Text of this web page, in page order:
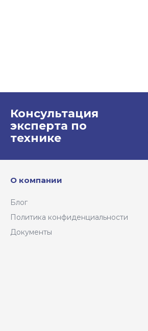
Консультация
эксперта по
технике
О компании
Блог
Политика конфиденциальности
Документы